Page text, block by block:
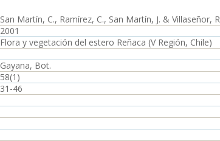
San Martín, C., Ramírez, C., San Martín, J. & Villaseñor,
2001
Flora y vegetación del estero Reñaca (V Región, Chile)
Gayana, Bot.
58(1)
31-46